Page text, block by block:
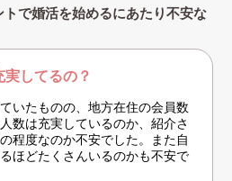
で婚活を始めるにあたり不安な
してるの？
いたものの、地方在住の会員数
数は充実しているのか、紹介さ
程度なのか不安でした。また自
ほどたくさんいるのかも不安で